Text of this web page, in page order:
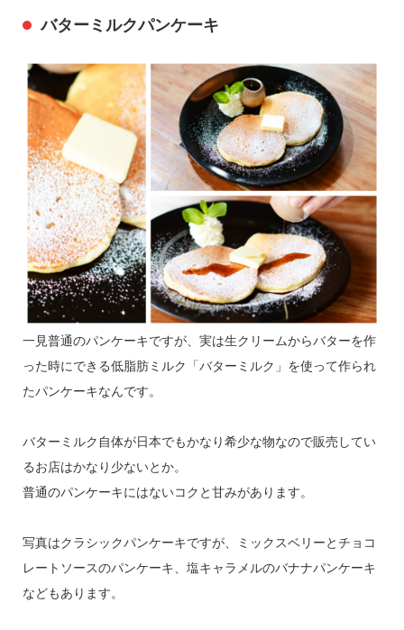
バターミルクパンケーキ
一見普通のパンケーキですが、実は生クリームからバターを作
った時にできる低脂肪ミルク「バターミルク」を使って作られ
たパンケーキなんです。
バターミルク自体が日本でもかなり希少な物なので販売してい
るお店はかなり少ないとか。
普通のパンケーキにはないコクと甘みがあります。
写真はクラシックパンケーキですが、ミックスベリーとチョコ
レートソースのパンケーキ、塩キャラメルのバナナパンケーキ
などもあります。